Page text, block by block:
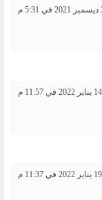
م
14 يناير 2022 في 11:57 م
19 يناير 2022 في 11:37 م